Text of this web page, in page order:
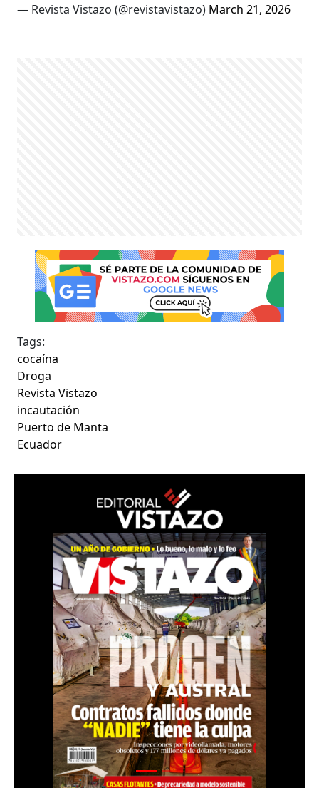
— Revista Vistazo (@revistavistazo) March 21, 2026
Tags:
cocaína
Droga
Revista Vistazo
incautación
Puerto de Manta
Ecuador